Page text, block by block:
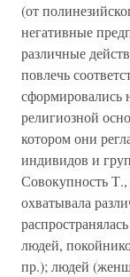
(от
негативные
различные
повлечь
сформировались
религиозной
котором они
индивидов и
Совокупность
охватывала
людей,
пр.); людей